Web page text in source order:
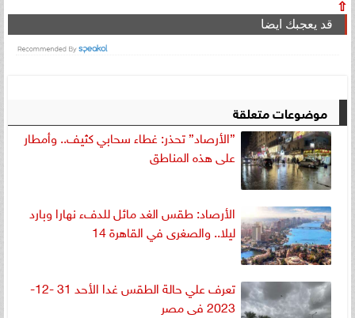
⇧
قد يعجبك ايضا
موضوعات متعلقة
”الأرصاد” تحذر: غطاء سحابي كثيف.. وأمطار
على هذه المناطق
الأرصاد: طقس الغد مائل للدفء نهارا وبارد
ليلا.. والصغرى في القاهرة 14
تعرف علي حالة الطقس غدا الأحد 31 -12-
2023 فى مصر